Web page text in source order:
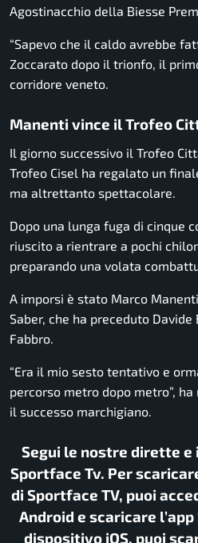
Agostinacchio della Biesse
“Sapevo che il caldo avrebbe
Zoccarato dopo il trionfo, il
corridore veneto.
Manenti vince il Trofeo
Il giorno successivo il Trofeo
Trofeo Cisel ha regalato un
ma altrettanto spettacolare.
Dopo una lunga fuga di cinque
riuscito a rientrare a pochi
preparando una volata
A imporsi è stato Marco Manenti
Saber, che ha preceduto Davide
Fabbro.
“Era il mio sesto tentativo e
percorso metro dopo metro”,
il successo marchigiano.
Segui le nostre dirette
Sportface Tv. Per
di Sportface TV, puoi
Android e scaricare
dispositivo iOS, puoi